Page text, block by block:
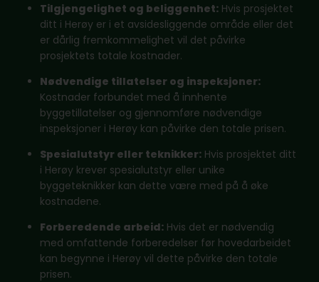
Tilgjengelighet og beliggenhet: Hvis prosjektet
ditt i Herøy er i et avsidesliggende område eller det
er dårlig fremkommelighet vil det påvirke
prosjektets totale kostnader.
Nødvendige tillatelser og inspeksjoner:
Kostnader forbundet med å innhente
byggetillatelser og gjennomføre nødvendige
inspeksjoner i Herøy kan påvirke den totale prisen.
Spesialutstyr eller teknikker: Hvis prosjektet ditt
i Herøy krever spesialutstyr eller unike
byggeteknikker kan dette være med på å øke
kostnadene.
Forberedende arbeid: Hvis det er nødvendig
med omfattende forberedelser før hovedarbeidet
kan begynne i Herøy vil dette påvirke den totale
prisen.